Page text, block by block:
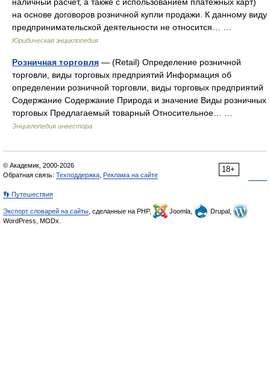
на основе договоров розничной купли продажи. К данному виду
предпринимательской деятельности не относится… …
Юридическая энциклопедия
Розничная торговля — (Retail) Определение розничной
торговли, виды торговых предприятий Информация об
определении розничной торговли, виды торговых предприятий
Содержание Содержание Природа и значение Виды розничных
торговых Предлагаемый товарный Относительное… …
Энциклопедия инвестора
18+
© Академик, 2000-2026
Обратная связь: Техподдержка Реклама на сайте
👣 Путешествия
Экспорт словарей на сайты , сделанные на PHP, Joomla,
Drupal,
WordPress, MODx.